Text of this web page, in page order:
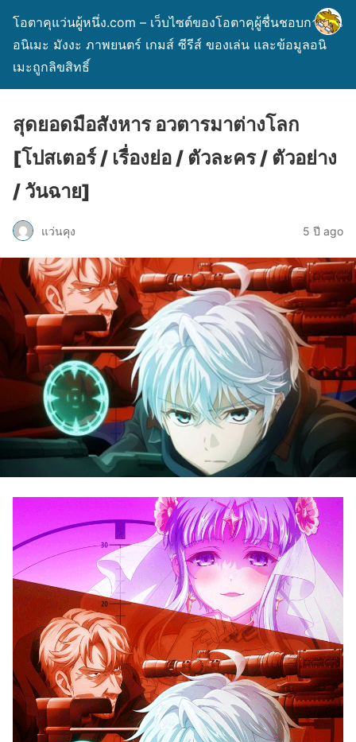
โอตาคุแว่นผู้หนึ่ง.com – เว็บไซต์ของโอตาคุผู้ชื่นชอบการ์ตูน
อนิเมะ มังงะ ภาพยนตร์ เกมส์ ซีรีส์ ของเล่น และข้อมูลอนิ
เมะถูกลิขสิทธิ์
สุดยอดมือสังหาร อวตารมาต่างโลก
[โปสเตอร์ / เรื่องย่อ / ตัวละคร / ตัวอย่าง
/ วันฉาย]
แว่นคุง 5 ปี ago